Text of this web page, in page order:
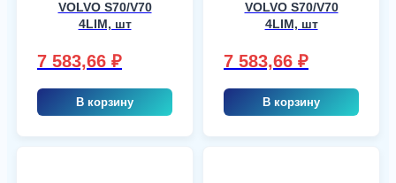
VOLVO S70/V70
4LIM, шт
7 583,66 ₽
В корзину
VOLVO S70/V70
4LIM, шт
7 583,66 ₽
В корзину